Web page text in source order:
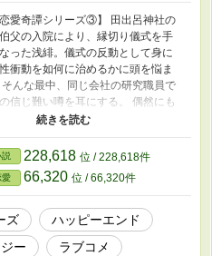
恋愛奇譚シリーズ③】 田出呂神社の
父の入院により、縁切り儀式を手
った浅緋。儀式の反動として身に
衝動を如何に治めるかに頭を悩ま
んな最中、同じ会社の研究職員で
信じ難い噂を耳にする。 偶然にも
事情を知る事になった浅緋は、お
うして二人の奇妙な関係がスタート
本気の恋に臆病になってしまった
傷付き自分を偽る女子との一風変
語です！ ※『おむすび娘と縁切り
た浅緋が主人公のお話です。 ※先
作をお読み頂いた方が楽しめま
説 228,618 位 / 228,618件
愛 66,320 位 / 66,320件
ズ
ハッピーエンド
ー
ラブコメ